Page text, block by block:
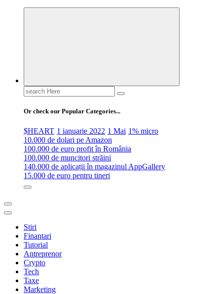
Search
for:
Or check our Popular Categories...
$HEART 1 ianuarie 2022 1 Mai 1% micro
10.000 de dolari pe Amazon
100.000 de euro profit în România
100.000 de muncitori străini
140.000 de aplicații în magazinul AppGallery
15.000 de euro pentru tineri
Stiri
Finantari
Tutorial
Antreprenor
Crypto
Tech
Taxe
Marketing